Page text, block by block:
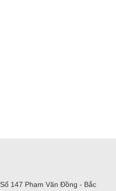
Số 147 Phạm Văn Đồng - Bắc